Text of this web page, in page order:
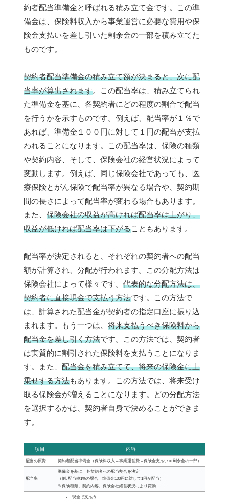
約者配当準備金と呼ばれる積み立て金です。この準
備金は、保険料収入から事業運営に必要な費用や保
険金支払いを差し引いた剰余金の一部を積み立てた
ものです。
契約者配当準備金の積み立て額が決まると、次に配
当率が算出されます。この配当率は、積み立てられ
た準備金を基に、各契約者にどの程度の割合で配当
を行うかを示すものです。例えば、配当率が１％で
あれば、準備金１００円に対して１円の配当が支払
われることになります。この配当率は、保険の種類
や契約内容、そして、保険会社の経営状況によって
変動します。例えば、同じ保険会社であっても、医
療保険とがん保険で配当率が異なる場合や、契約期
間の長さによって配当率が変わる場合もあります。
また、 保険会社の収益が高ければ配当率は上がり、
収益が低ければ配当率は下がることもあります。
配当率が決定されると、それぞれの契約者への配当
額が計算され、分配が行われます。この分配方法は
保険会社によって様々です。 代表的な分配方法は、
契約者に直接現金で支払う方法です。この方法で
は、計算された配当金が契約者の指定口座に振り込
まれます。もう一つは、 将来支払うべき保険料から
配当金を差し引く方法です。この方法では、契約者
は実質的に割引された保険料を支払うことになりま
す。また、 配当金を積み立てて、将来の保険金に上
乗せする方法もあります。この方法では、将来受け
取る保険金が増えることになります。どの分配方法
を選択するかは、契約者自身で決めることができま
す。
項目 内容
配当の原資 契約者配当準備金（保険料収入 – 事業運営費 – 保険金支払い = 剰余金の一部）
配当率
準備金を基に、各契約者への配当割合を決定
（例: 配当率1%の場合、準備金100円に対して1円が配当）
※保険種類、契約内容、保険会社経営状況により変動
現金で支払う